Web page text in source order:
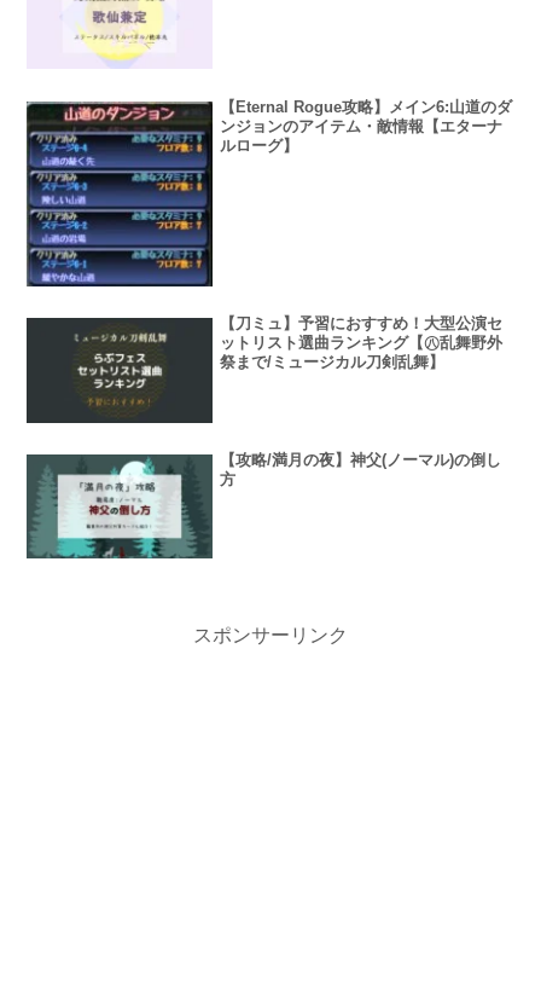
【Eternal Rogue攻略】メイン6:山道のダ
ンジョンのアイテム・敵情報【エターナ
ルローグ】
【刀ミュ】予習におすすめ！大型公演セ
ットリスト選曲ランキング【㊇乱舞野外
祭まで/ミュージカル刀剣乱舞】
【攻略/満月の夜】神父(ノーマル)の倒し
方
スポンサーリンク